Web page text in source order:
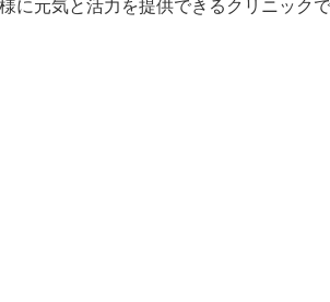
元気と活力を提供できるクリニック